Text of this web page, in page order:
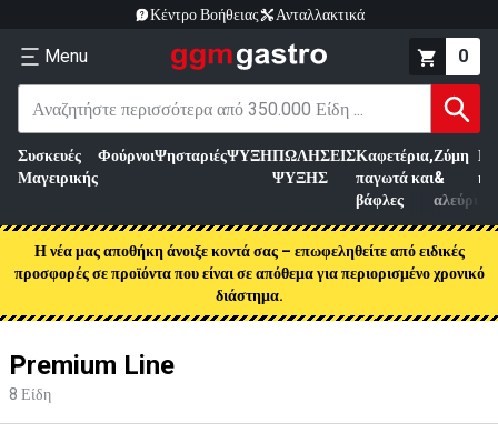
Κέντρο Βοήθειας Ανταλλακτικά
Menu 0
Συσκευές
Μαγειρικής
ΦούρνοιΨησταριέςΨΥΞΗΠΩΛΗΣΕΙΣ
ΨΥΞΗΣ
Καφετέρια,
παγωτά και
βάφλες
Ζύμη
&
αλεύρι
Η νέα μας αποθήκη άνοιξε κοντά σας – επωφεληθείτε από ειδικές
προσφορές σε προϊόντα που είναι σε απόθεμα για περιορισμένο χρονικό
διάστημα.
Premium Line
8 Είδη